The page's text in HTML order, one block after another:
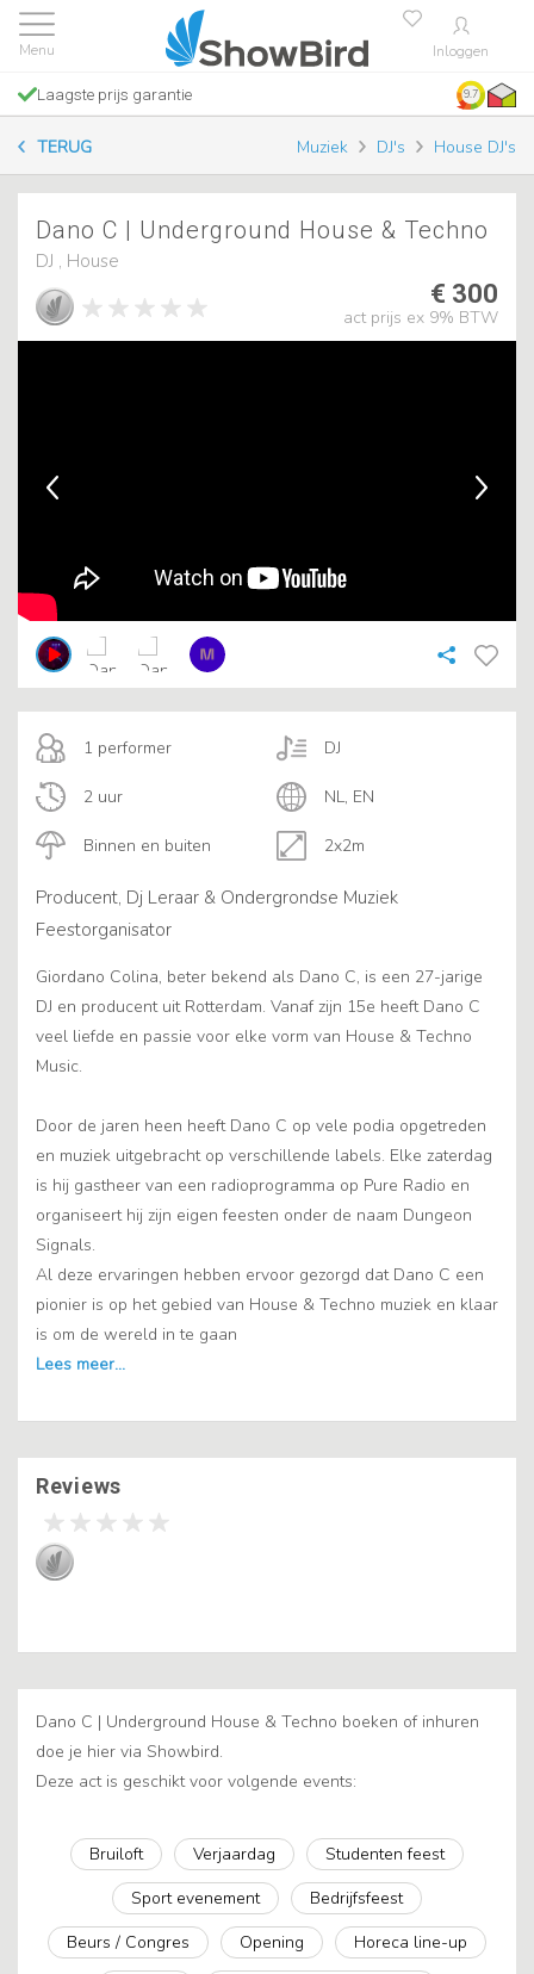
Inloggen
Laagste prijs garantie 9.7
TERUG Muziek DJ's House DJ's
Dano C | Underground House & Techno
DJ , House
€ 300
act prijs ex 9% BTW
1 performer
Binnen en buiten
DJ
2 uur
2x2m
NL, EN
Producent, Dj Leraar & Ondergrondse Muziek
Feestorganisator
Giordano Colina, beter bekend als Dano C, is een 27-jarige
DJ en producent uit Rotterdam. Vanaf zijn 15e heeft Dano C
veel liefde en passie voor elke vorm van House & Techno
Music.
Door de jaren heen heeft Dano C op vele podia opgetreden
en muziek uitgebracht op verschillende labels. Elke zaterdag
is hij gastheer van een radioprogramma op Pure Radio en
organiseert hij zijn eigen feesten onder de naam Dungeon
Signals.
Al deze ervaringen hebben ervoor gezorgd dat Dano C een
pionier is op het gebied van House & Techno muziek en klaar
is om de wereld in te gaan
Reviews
Dano C | Underground House & Techno boeken of inhuren
doe je hier via Showbird.
Deze act is geschikt voor volgende events:
Bruiloft Verjaardag
Studenten feest
Sport evenement
Bedrijfsfeest
Beurs / Congres
Opening
Horeca line-up